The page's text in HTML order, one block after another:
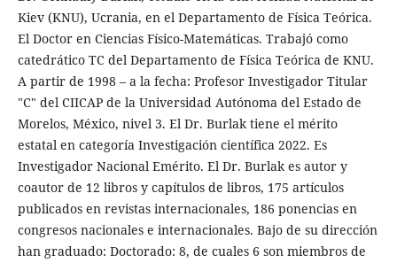
Kiev (KNU), Ucrania, en el Departamento de Física Teórica.
El Doctor en Ciencias Físico-Matemáticas. Trabajó como
catedrático TC del Departamento de Física Teórica de KNU.
A partir de 1998 – a la fecha: Profesor Investigador Titular
"C" del CIICAP de la Universidad Autónoma del Estado de
Morelos, México, nivel 3. El Dr. Burlak tiene el mérito
estatal en categoría Investigación científica 2022. Es
Investigador Nacional Emérito. El Dr. Burlak es autor y
coautor de 12 libros y capítulos de libros, 175 artículos
publicados en revistas internacionales, 186 ponencias en
congresos nacionales e internacionales. Bajo de su dirección
han graduado: Doctorado: 8, de cuales 6 son miembros de